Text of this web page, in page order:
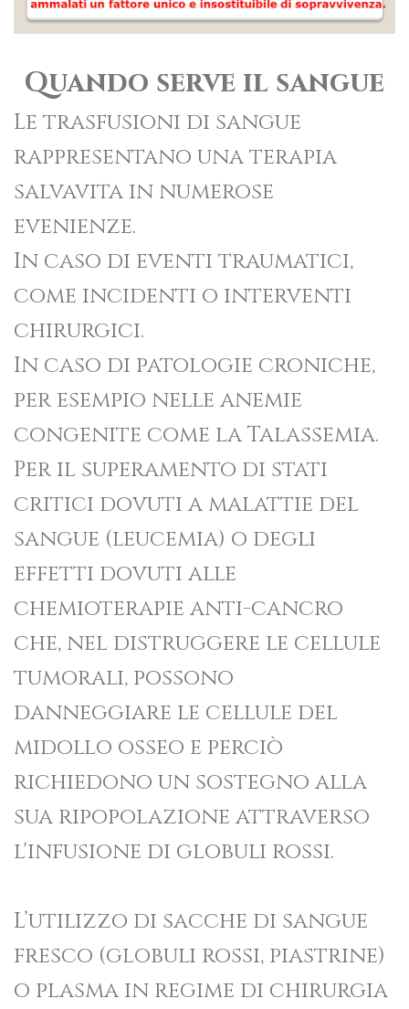
Quando serve il sangue
Le trasfusioni di sangue
rappresentano una terapia
salvavita in numerose
evenienze.
In caso di eventi traumatici,
come incidenti o interventi
chirurgici.
In caso di patologie croniche,
per esempio nelle anemie
congenite come la Talassemia.
Per il superamento di stati
critici dovuti a malattie del
sangue (leucemia) o degli
effetti dovuti alle
chemioterapie anti-cancro
che, nel distruggere le cellule
tumorali, possono
danneggiare le cellule del
midollo osseo e perciò
richiedono un sostegno alla
sua ripopolazione attraverso
l'infusione di globuli rossi.
L’utilizzo di sacche di sangue
fresco (globuli rossi, piastrine)
o plasma in regime di chirurgia